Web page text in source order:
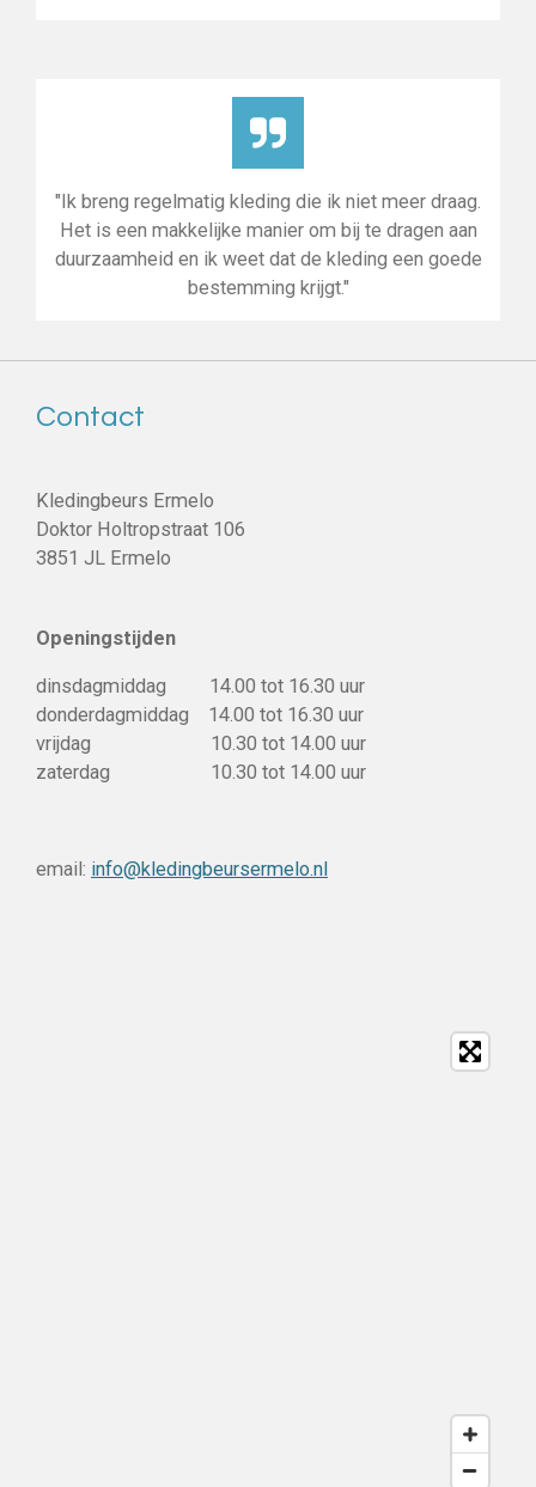
"Ik breng regelmatig kleding die ik niet meer draag.
Het is een makkelijke manier om bij te dragen aan
duurzaamheid en ik weet dat de kleding een goede
bestemming krijgt."
Contact
Kledingbeurs Ermelo
Doktor Holtropstraat 106
3851 JL Ermelo
Openingstijden
dinsdagmiddag 14.00 tot 16.30 uur
donderdagmiddag 14.00 tot 16.30 uur
vrijdag 10.30 tot 14.00 uur
zaterdag 10.30 tot 14.00 uur
email: info@kledingbeursermelo.nl